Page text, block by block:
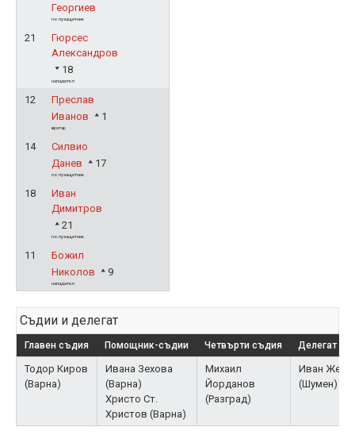
Георгиев
полузащитник
21
Гюрсес
Александров
18
нападател
12
Преслав
Иванов
1
вратар
14
Силвио
Данев
17
полузащитник
18
Иван
Димитров
21
полузащитник
11
Божил
Николов
9
нападател
Съдии и делегат
Главен съдия Помощник-съдии Четвърти съдия Делегат
Тодор Киров
(Варна)
Ивана Зехова
(Варна)
Христо Ст.
Христов (Варна)
Михаил
Йорданов
(Разград)
Иван
(Шумен)